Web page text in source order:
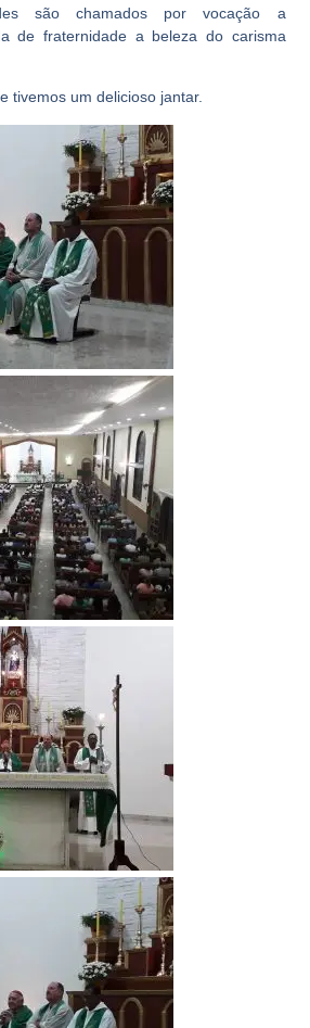
são chamados por vocação a
de fraternidade a beleza do carisma
tivemos um delicioso jantar.